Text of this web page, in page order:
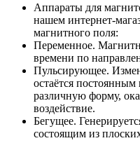
Аппараты для
нашем интернет-
магнитного поля:
Переменное.
времени по
Пульсирующее.
остаётся
различную форму,
воздействие.
Бегущее.
состоящим из